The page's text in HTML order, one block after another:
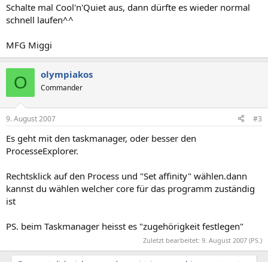
Schalte mal Cool'n'Quiet aus, dann dürfte es wieder normal
schnell laufen^^
MFG Miggi
O olympiakos
Commander
9. August 2007 #3
Es geht mit den taskmanager, oder besser den
ProcesseExplorer.
Rechtsklick auf den Process und "Set affinity" wählen.dann
kannst du wählen welcher core für das programm zuständig
ist
PS. beim Taskmanager heisst es "zugehörigkeit festlegen"
Zuletzt bearbeitet: 9. August 2007 (PS.)